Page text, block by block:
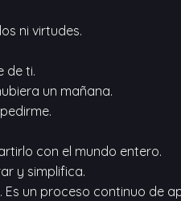
ni virtudes.
de ti.
un mañana.
con el mundo entero.
y simplifica.
un proceso continuo de